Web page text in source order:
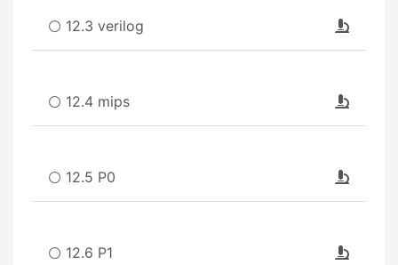
12.3 verilog
12.4 mips
12.5 P0
12.6 P1